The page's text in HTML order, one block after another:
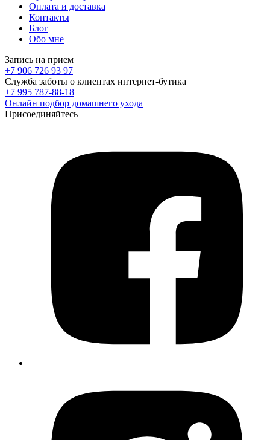
Оплата и доставка
Контакты
Блог
Обо мне
Запись на прием
+7 906 726 93 97
Служба заботы о клиентах интернет-бутика
+7 995 787-88-18
Онлайн подбор домашнего ухода
Присоединяйтесь